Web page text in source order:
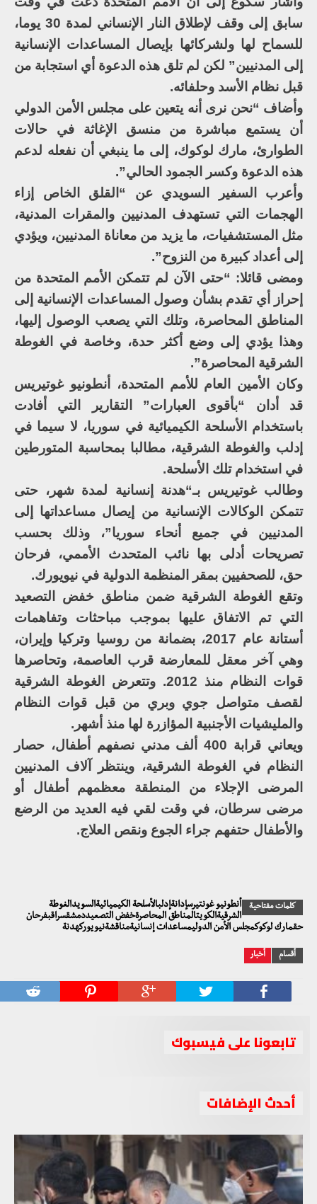
سابق إلى وقف لإطلاق النار الإنساني لمدة 30 يوما،
للسماح لها ولشركائها بإيصال المساعدات الإنسانية
إلى المدنيين” لكن لم تلق هذه الدعوة أي استجابة من
قبل نظام الأسد وحلفائه.
وأضاف “نحن نرى أنه يتعين على مجلس الأمن الدولي
أن يستمع مباشرة من منسق الإغاثة في حالات
الطوارئ، مارك لوكوك، إلى ما ينبغي أن نفعله لدعم
هذه الدعوة وكسر الجمود الحالي”.
وأعرب السفير السويدي عن “القلق الخاص إزاء
الهجمات التي تستهدف المدنيين والمقرات المدنية،
مثل المستشفيات، ما يزيد من معاناة المدنيين، ويؤدي
إلى أعداد كبيرة من النزوح”.
ومضى قائلا: “حتى الآن لم تتمكن الأمم المتحدة من
إحراز أي تقدم بشأن وصول المساعدات الإنسانية إلى
المناطق المحاصرة، وتلك التي يصعب الوصول إليها،
وهذا يؤدي إلى وضع أكثر حدة، وخاصة في الغوطة
الشرقية المحاصرة”.
وكان الأمين العام للأمم المتحدة، أنطونيو غوتيريس
قد أدان “بأقوى العبارات” التقارير التي أفادت
باستخدام الأسلحة الكيميائية في سوريا، لا سيما في
إدلب والغوطة الشرقية، مطالبا بمحاسبة المتورطين
في استخدام تلك الأسلحة.
وطالب غوتيريس بـ“هدنة إنسانية لمدة شهر، حتى
تتمكن الوكالات الإنسانية من إيصال مساعداتها إلى
المدنيين في جميع أنحاء سوريا”، وذلك بحسب
تصريحات أدلى بها نائب المتحدث الأممي، فرحان
حق، للصحفيين بمقر المنظمة الدولية في نيويورك.
وتقع الغوطة الشرقية ضمن مناطق خفض التصعيد
التي تم الاتفاق عليها بموجب مباحثات وتفاهمات
أستانة عام 2017، بضمانة من روسيا وتركيا وإيران،
وهي آخر معقل للمعارضة قرب العاصمة، وتحاصرها
قوات النظام منذ 2012. وتتعرض الغوطة الشرقية
لقصف متواصل جوي وبري من قبل قوات النظام
والمليشيات الأجنبية المؤازرة لها منذ أشهر.
ويعاني قرابة 400 ألف مدني نصفهم أطفال، حصار
النظام في الغوطة الشرقية، وينتظر آلاف المدنيين
المرضى الإجلاء من المنطقة معظمهم أطفال أو
مرضى سرطان، في وقت لقي فيه العديد من الرضع
والأطفال حتفهم جراء الجوع ونقص العلاج.
كلمات مفتاحية
أنطونيو غونتيرسإدانةإدلبالأسلحة الكيميائيةالسويدالغوطة
الشرقيةالكويتالمناطق المحاصرةخفض التصعيددمشقسراقبفرحان
حقمارك لوكوكمجلس الأمن الدوليمساعدات إنسانيةمناقشةنيويوركهدنة
أقسام أخبار
تابعونا على فيسبوك
أحدث الإضافات